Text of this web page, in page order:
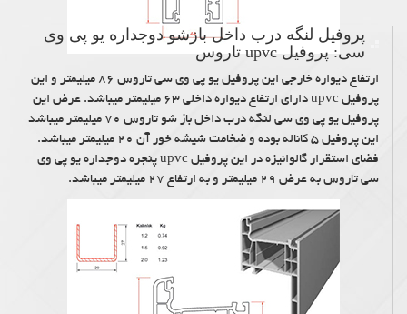
پروفیل لنگه درب داخل بازشو دوجداره یو پی وی
سی: پروفیل upvc تاروس
ارتفاع دیواره خارجی این پروفیل یو پی وی سی تاروس ۸۶ میلیمتر و این
پروفیل upvc دارای ارتفاع دیواره داخلی ۶۳ میلیمتر میباشد. عرض این
پروفیل یو پی وی سی لنگه درب داخل باز شو تاروس ۷۰ میلیمتر میباشد
این پروفیل ۵ کاناله بوده و ضخامت شیشه خور آن ۲۰ میلیمتر میباشد.
فضای استقرار گالوانیزه در این پروفیل upvc پنجره دوجداره یو پی وی
سی تاروس به عرض ۲۹ میلیمتر و به ارتفاع ۲۷ میلیمتر میباشد.